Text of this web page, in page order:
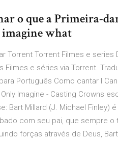
o que a Primeira-
what
Torrent Torrent Filmes e series
Filmes e séries via Torrent.
Português Como cantar I
Imagine - Casting Crowns
Bart Millard (J. Michael
com seu pai, que sempre
forças através de Deus,